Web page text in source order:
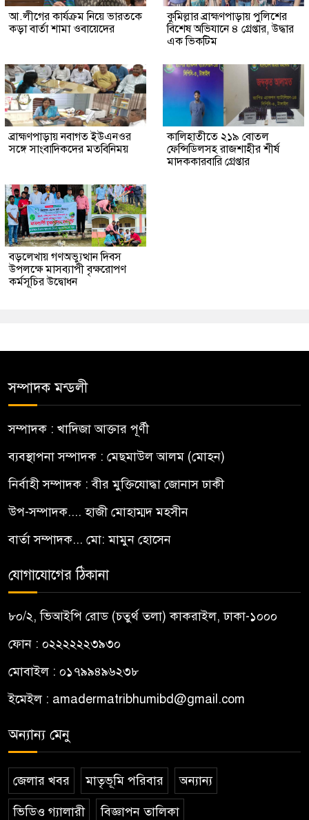
আ.লীগের কার্যক্রম নিয়ে ভারতকে
কড়া বার্তা শামা ওবায়েদের
কুমিল্লার ব্রাহ্মণপাড়ায় পুলিশের
বিশেষ অভিযানে ৪ গ্রেপ্তার, উদ্ধার
এক ভিকটিম
ব্রাহ্মণপাড়ায় নবাগত ইউএনওর
সঙ্গে সাংবাদিকদের মতবিনিময়
কালিহাতীতে ২১৯ বোতল
ফেন্সিডিলসহ রাজশাহীর শীর্ষ
মাদককারবারি গ্রেপ্তার
বড়লেখায় গণঅভ্যুত্থান দিবস
উপলক্ষে মাসব্যাপী বৃক্ষরোপণ
কর্মসূচির উদ্বোধন
সম্পাদক মন্ডলী
সম্পাদক : খাদিজা আক্তার পূর্ণী
ব্যবস্থাপনা সম্পাদক : মেছমাউল আলম (মোহন)
নির্বাহী সম্পাদক : বীর মুক্তিযোদ্ধা জোনাস ঢাকী
উপ-সম্পাদক.... হাজী মোহাম্মদ মহসীন
বার্তা সম্পাদক... মো: মামুন হোসেন
যোগাযোগের ঠিকানা
৮০/২, ভিআইপি রোড (চতুর্থ তলা) কাকরাইল, ঢাকা-১০০০
ফোন : ০২২২২২২৩৯৩০
মোবাইল : ০১৭৯৯৪৯৬২৩৮
ইমেইল : amadermatribhumibd@gmail.com
অন্যান্য মেনু
জেলার খবর মাতৃভূমি পরিবার অন্যান্য
ভিডিও গ্যালারী বিজ্ঞাপন তালিকা